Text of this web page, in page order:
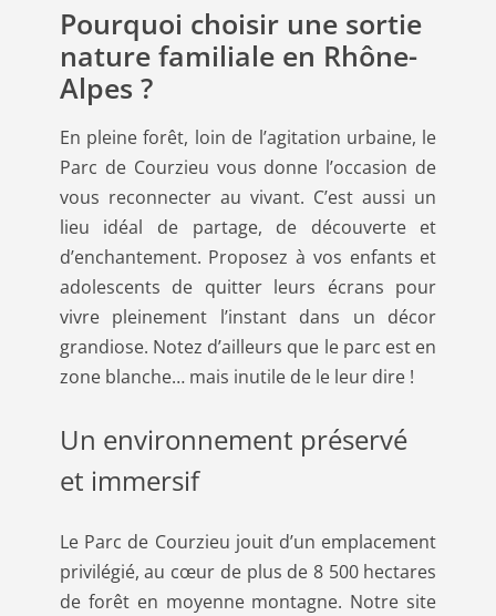
Pourquoi choisir une sortie
nature familiale en Rhône-
Alpes ?
En pleine forêt, loin de l’agitation urbaine, le
Parc de Courzieu vous donne l’occasion de
vous reconnecter au vivant. C’est aussi un
lieu idéal de partage, de découverte et
d’enchantement. Proposez à vos enfants et
adolescents de quitter leurs écrans pour
vivre pleinement l’instant dans un décor
grandiose. Notez d’ailleurs que le parc est en
zone blanche… mais inutile de le leur dire !
Un environnement préservé
et immersif
Le Parc de Courzieu jouit d’un emplacement
privilégié, au cœur de plus de 8 500 hectares
de forêt en moyenne montagne. Notre site